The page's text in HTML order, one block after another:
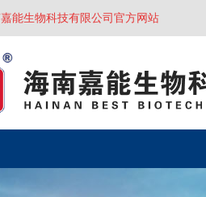
能生物科技有限公司官方网站